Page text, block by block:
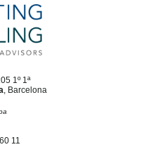
1º 1ª
, Barcelona
11